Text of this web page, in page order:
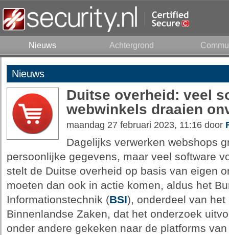
Nieuws Achtergrond
Nieuws
Duitse overheid: veel
webwinkels draaien
maandag 27 februari 2023, 11:16 door
Dagelijks verwerken webshops
persoonlijke gegevens, maar veel software
stelt de Duitse overheid op basis van eigen
moeten dan ook in actie komen, aldus het
Informationstechnik (BSI), onderdeel van
Binnenlandse Zaken, dat het onderzoek
onder andere gekeken naar de platforms